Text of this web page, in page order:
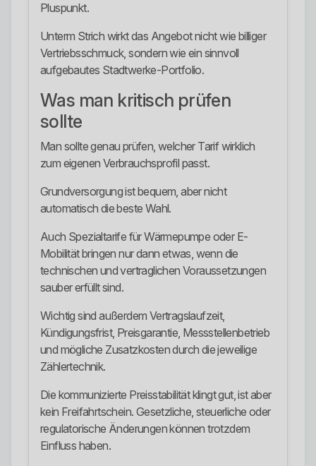
Pluspunkt.
Unterm Strich wirkt das Angebot nicht wie billiger
Vertriebsschmuck, sondern wie ein sinnvoll
aufgebautes Stadtwerke-Portfolio.
Was man kritisch prüfen
sollte
Man sollte genau prüfen, welcher Tarif wirklich
zum eigenen Verbrauchsprofil passt.
Grundversorgung ist bequem, aber nicht
automatisch die beste Wahl.
Auch Spezialtarife für Wärmepumpe oder E-
Mobilität bringen nur dann etwas, wenn die
technischen und vertraglichen Voraussetzungen
sauber erfüllt sind.
Wichtig sind außerdem Vertragslaufzeit,
Kündigungsfrist, Preisgarantie, Messstellenbetrieb
und mögliche Zusatzkosten durch die jeweilige
Zählertechnik.
Die kommunizierte Preisstabilität klingt gut, ist aber
kein Freifahrtschein. Gesetzliche, steuerliche oder
regulatorische Änderungen können trotzdem
Einfluss haben.